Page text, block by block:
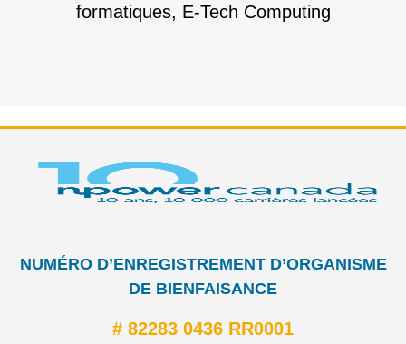
formatiques, E-Tech Computing
NUMÉRO D’ENREGISTREMENT D’ORGANISME
DE BIENFAISANCE
# 82283 0436 RR0001